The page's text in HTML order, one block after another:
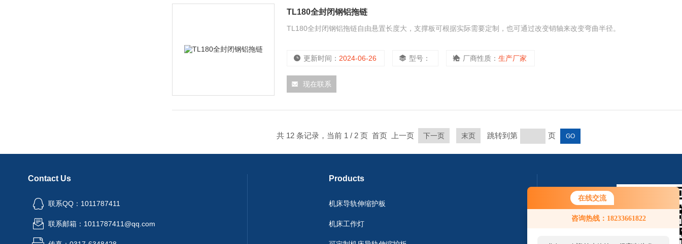
在线交流
咨询热线：18233661822
您好！欢迎前来咨询，很高兴为您
服务，请问您要咨询什么问题呢？
TL180全封闭钢铝拖链
TL180全封闭钢铝拖链自由悬置长度大，支撑板可根据实际需要定制，也可通过改变销轴来改变弯曲半径。
更新时间： 2024-06-26 型号： 厂商性质： 生产厂家
现在联系
共 12 条记录，当前 1 / 2 页 首页 上一页 下一页 末页 跳转到第 页
Contact Us
联系QQ：1011787411
联系邮箱：1011787411@qq.com
Products
机床导轨伸缩护板
机床工作灯